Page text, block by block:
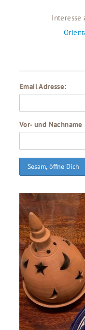
Interesse
Email Adresse:
Vor- und Nachname